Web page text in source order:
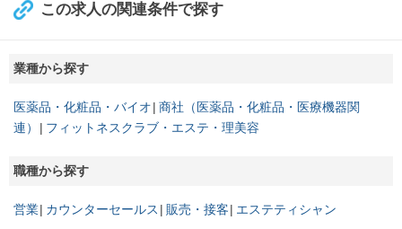
この求人の関連条件で探す
業種から探す
医薬品・化粧品・バイオ 商社（医薬品・化粧品・医療機器関
連）
フィットネスクラブ・エステ・理美容
職種から探す
営業 カウンターセールス 販売・接客 エステティシャン